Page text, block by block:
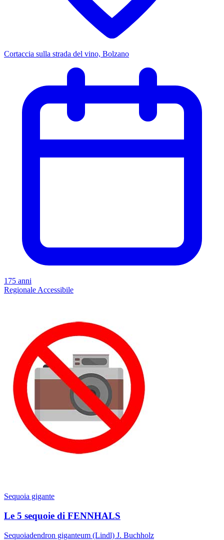
Cortaccia sulla strada del vino, Bolzano
175 anni
Regionale Accessibile
Sequoia gigante
Le 5 sequoie di FENNHALS
Sequoiadendron giganteum (Lindl) J. Buchholz